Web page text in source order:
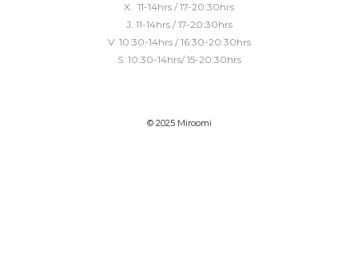
X. 11-14hrs / 17-20:30hrs
J. 11-14hrs / 17-20:30hrs
V. 10:30-14hrs / 16:30-20:30hrs
S. 10:30-14hrs/ 15-20:30hrs
© 2025 Miroomi